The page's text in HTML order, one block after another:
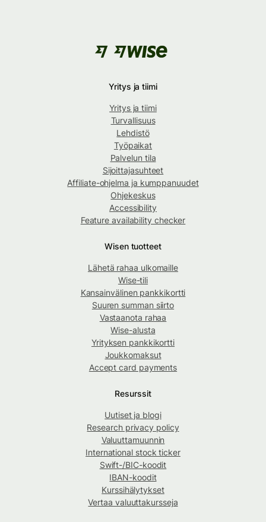
Yritys ja tiimi
Yritys ja tiimi
Turvallisuus
Lehdistö
Työpaikat
Palvelun tila
Sijoittajasuhteet
Affiliate-ohjelma ja kumppanuudet
Ohjekeskus
Accessibility
Feature availability checker
Wisen tuotteet
Lähetä rahaa ulkomaille
Wise-tili
Kansainvälinen pankkikortti
Suuren summan siirto
Vastaanota rahaa
Wise-alusta
Yrityksen pankkikortti
Joukkomaksut
Accept card payments
Resurssit
Uutiset ja blogi
Research privacy policy
Valuuttamuunnin
International stock ticker
Swift-/BIC-koodit
IBAN-koodit
Kurssihälytykset
Vertaa valuuttakursseja